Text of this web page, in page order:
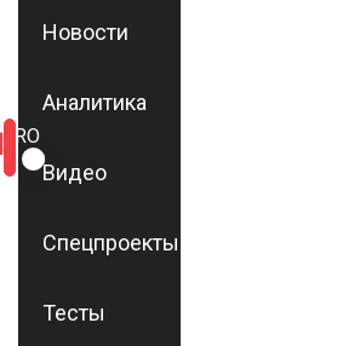
ROMÂNĂ
RU
Новости
Аналитика
Видео
Спецпроекты
Тесты